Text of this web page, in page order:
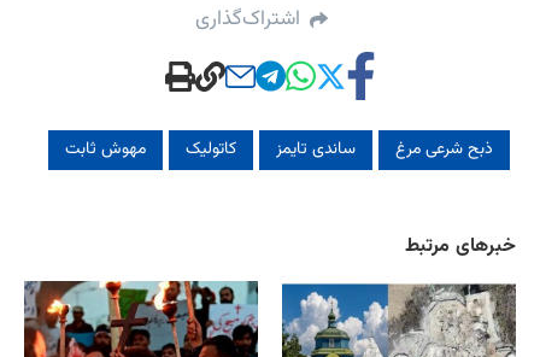
اشتراک‌گذاری
ذبح شرعی مرغ ساندی تایمز کاتولیک‌ مهوش ثابت
خبرهای مرتبط